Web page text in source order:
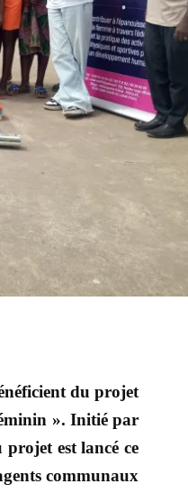
du projet
». Initié par
est lancé ce
communaux